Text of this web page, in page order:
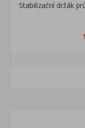
Stabilizační držák